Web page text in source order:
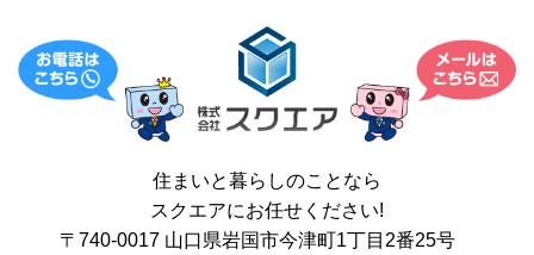
住まいと暮らしのことなら
スクエアにお任せください!
〒740-0017 山口県岩国市今津町1丁目2番25号